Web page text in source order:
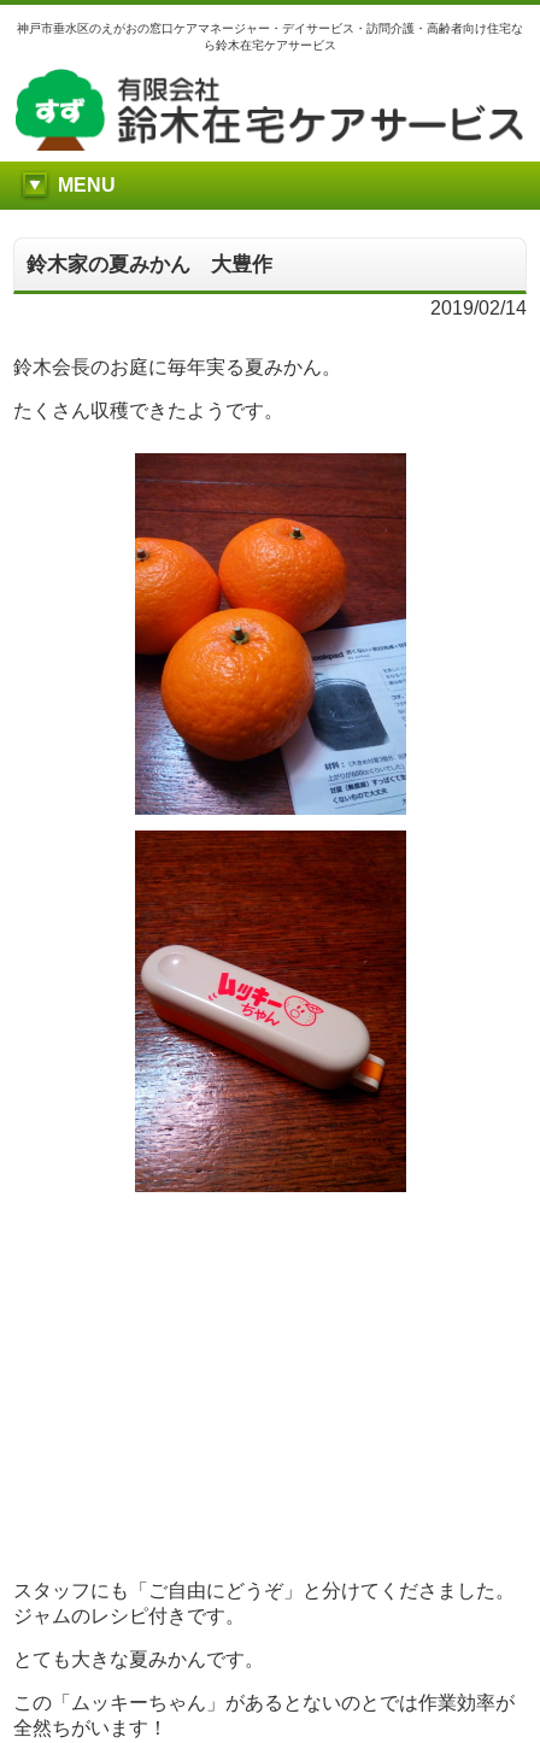
神戸市垂水区のえがおの窓口ケアマネージャー・デイサービス・訪問介護・高齢者向け住宅な
ら鈴木在宅ケアサービス
MENU
鈴木家の夏みかん 大豊作
2019/02/14
鈴木会長のお庭に毎年実る夏みかん。
たくさん収穫できたようです。
スタッフにも「ご自由にどうぞ」と分けてくださました。
ジャムのレシピ付きです。
とても大きな夏みかんです。
この「ムッキーちゃん」があるとないのとでは作業効率が
全然ちがいます！